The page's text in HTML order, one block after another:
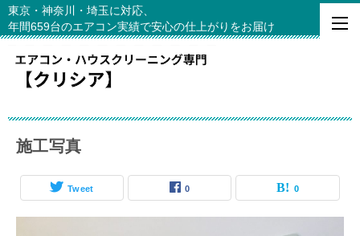
東京・神奈川・埼玉に対応、
年間659台のエアコン実績で安心の仕上がりをお届け
施工写真
Tweet 0 0